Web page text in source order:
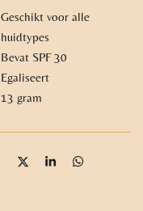
Geschikt voor alle
huidtypes
Bevat SPF 30
Egaliseert
13 gram
D
S
D